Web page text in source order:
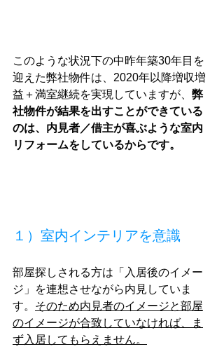
このような状況下の中昨年築30年目を
迎えた弊社物件は、2020年以降増収増
益＋満室継続を実現していますが、 弊
社物件が結果を出すことができている
のは、内見者／借主が喜ぶような室内
リフォームをしているからです。
１）室内インテリアを意識
部屋探しされる方は「入居後のイメー
ジ」を連想させながら内見していま
す。 そのため内見者のイメージと部屋
のイメージが合致していなければ、ま
ず入居してもらえません。